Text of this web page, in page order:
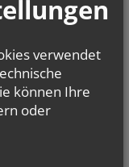
verwendet
können Ihre
oder